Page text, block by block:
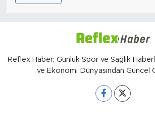
Reflex Haber; Günlük Spor ve Sağlık
ve Ekonomi Dünyasından Güncel